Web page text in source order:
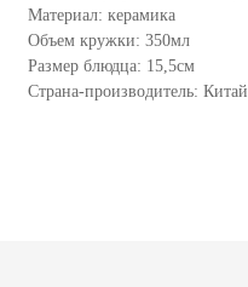
Материал: керамика
Объем кружки: 350мл
Размер блюдца: 15,5см
Страна-производитель: Китай